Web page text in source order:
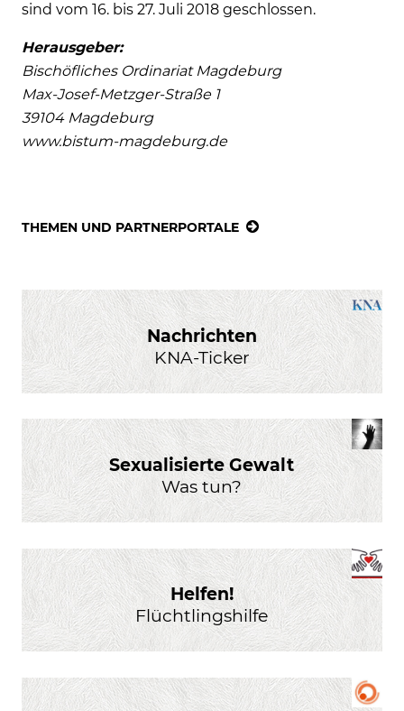
sind vom 16. bis 27. Juli 2018 geschlossen.
Herausgeber:
Bischöfliches Ordinariat Magdeburg
Max-Josef-Metzger-Straße 1
39104 Magdeburg
www.bistum-magdeburg.de
THEMEN UND PARTNERPORTALE
Nachrichten
KNA-Ticker
Sexualisierte Gewalt
Was tun?
Helfen!
Flüchtlingshilfe